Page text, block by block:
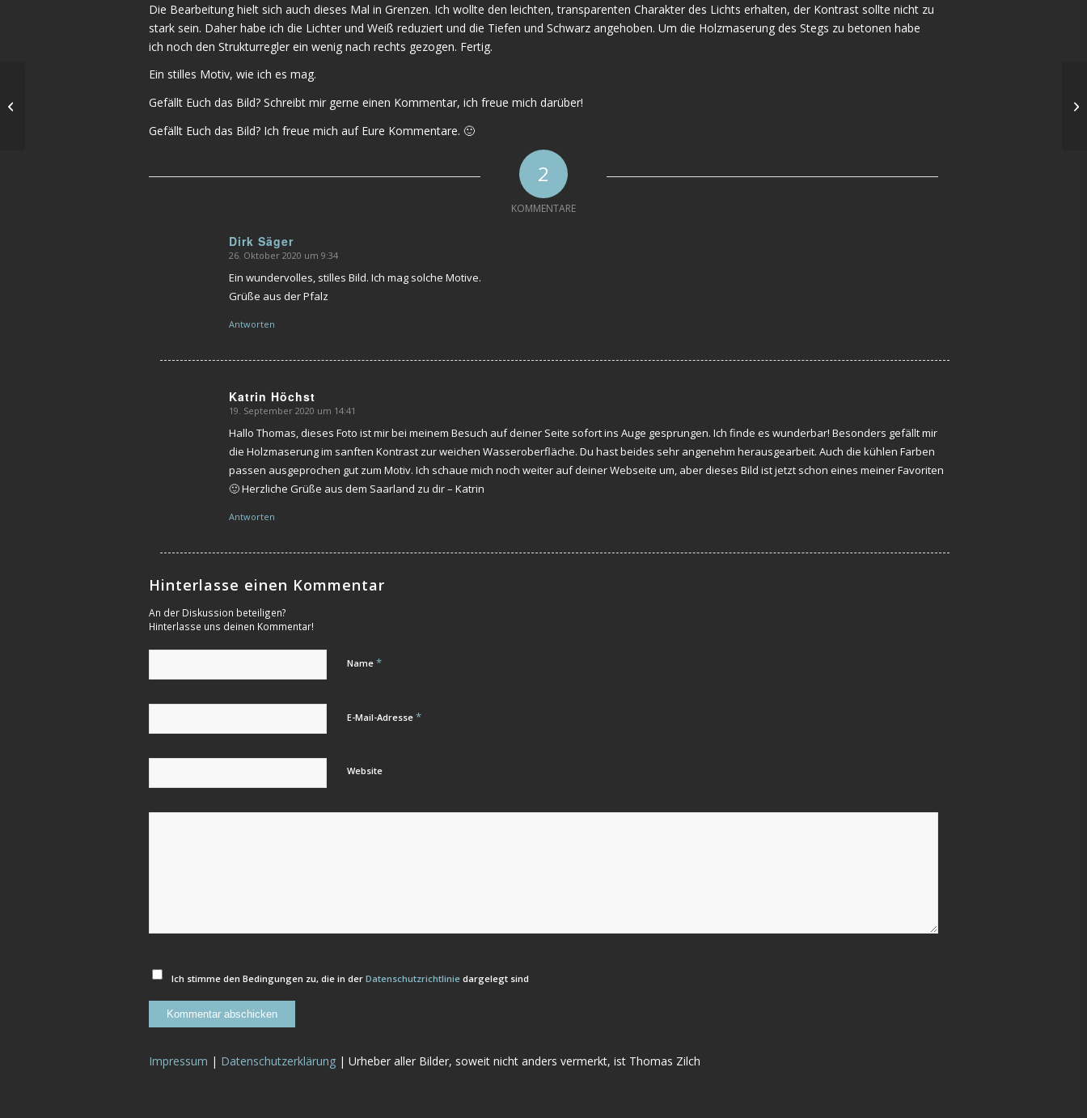
Die Bearbeitung hielt sich auch dieses Mal in Grenzen. Ich wollte den leichten, transparenten Charakter des Lichts erhalten, der Kontrast sollte nicht zu
stark sein. Daher habe ich die Lichter und Weiß reduziert und die Tiefen und Schwarz angehoben. Um die Holzmaserung des Stegs zu betonen habe
ich noch den Strukturregler ein wenig nach rechts gezogen. Fertig.
Ein stilles Motiv, wie ich es mag.
Gefällt Euch das Bild? Schreibt mir gerne einen Kommentar, ich freue mich darüber!
Gefällt Euch das Bild? Ich freue mich auf Eure Kommentare. 🙂
2
KOMMENTARE
Dirk Säger
sagte:
26. Oktober 2020 um 9:34
Ein wundervolles, stilles Bild. Ich mag solche Motive.
Grüße aus der Pfalz
Antworten
Katrin Höchst
sagte:
19. September 2020 um 14:41
Hallo Thomas, dieses Foto ist mir bei meinem Besuch auf deiner Seite sofort ins Auge gesprungen. Ich finde es wunderbar! Besonders gefällt mir
die Holzmaserung im sanften Kontrast zur weichen Wasseroberfläche. Du hast beides sehr angenehm herausgearbeit. Auch die kühlen Farben
passen ausgeprochen gut zum Motiv. Ich schaue mich noch weiter auf deiner Webseite um, aber dieses Bild ist jetzt schon eines meiner Favoriten
🙂 Herzliche Grüße aus dem Saarland zu dir – Katrin
Antworten
Hinterlasse einen Kommentar
An der Diskussion beteiligen?
Hinterlasse uns deinen Kommentar!
Name*
E-Mail-Adresse*
Website
Ich stimme den Bedingungen zu, die in der Datenschutzrichtliniedargelegt sind
Impressum | Datenschutzerklärung | Urheber aller Bilder, soweit nicht anders vermerkt, ist Thomas Zilch